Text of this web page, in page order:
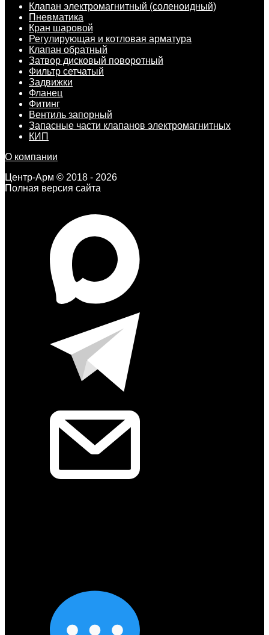
Клапан электромагнитный (соленоидный)
Пневматика
Кран шаровой
Регулирующая и котловая арматура
Клапан обратный
Затвор дисковый поворотный
Фильтр сетчатый
Задвижки
Фланец
Фитинг
Вентиль запорный
Запасные части клапанов электромагнитных
КИП
О компании
Центр-Арм © 2018 - 2026
Полная версия сайта